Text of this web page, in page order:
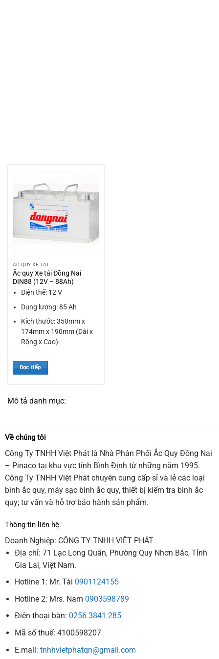
ẮC QUY XE TẢI
Ắc quy Xe tải Đồng Nai
DIN88 (12V – 88Ah)
Điện thế: 12 V
Dung lượng: 85 Ah
Kích thước: 350mm x
174mm x 190mm (Dài x
Rộng x Cao)
Đọc tiếp
Mô tả danh mục:
Về chúng tôi
Công Ty TNHH Việt Phát là Nhà Phân Phối Ắc Quy Đồng Nai
– Pinaco tại khu vực tỉnh Bình Định từ những năm 1995.
Công Ty TNHH Việt Phát chuyên cung cấp sỉ và lẻ các loại
bình ắc quy, máy sạc bình ắc quy, thiết bị kiểm tra bình ắc
quy; tư vấn và hỗ trợ bảo hành sản phẩm.
Thông tin liên hệ:
Doanh Nghiệp: CÔNG TY TNHH VIỆT PHÁT
Địa chỉ: 71 Lạc Long Quân, Phường Quy Nhơn Bắc, Tỉnh
Gia Lai, Việt Nam.
Hotline 1: Mr. Tài 0901124155
Hotline 2: Mrs. Nam 0903598789
Điện thoại bàn: 0256 3841 285
Mã số thuế: 4100598207
E.mail:tnhhvietphatqn@gmail.com